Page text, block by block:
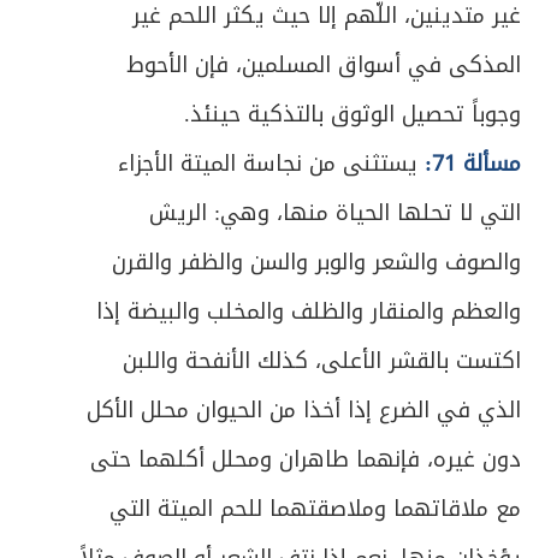
غير متدينين، اللّهم إلا حيث يكثر اللحم غير
المذكى في أسواق المسلمين، فإن الأحوط
وجوباً تحصيل الوثوق بالتذكية حينئذ.
مسألة 71:
يستثنى من نجاسة الميتة الأجزاء
التي لا تحلها الحياة منها، وهي: الريش
والصوف والشعر والوبر والسن والظفر والقرن
والعظم والمنقار والظلف والمخلب والبيضة إذا
اكتست بالقشر الأعلى، كذلك الأنفحة واللبن
الذي في الضرع إذا أخذا من الحيوان محلل الأكل
دون غيره، فإنهما طاهران ومحلل أكلهما حتى
مع ملاقاتهما وملاصقتهما للحم الميتة التي
ص
430 الباب الثالث - في الصوم والاعتكاف
ص الفصل الأول - في الصوم
433 المبحث الأول ـ في ثبوت الهلال
ص
443 المبحث الثاني ـ في شروط الصوم
ص
448 المبحث الثالث ـ في الصوم ونيته
454 المبحث الرابع ـ في المفطرات
ص
461 المبحث الخامس ـ في الكفارة
467 المبحث السادس ـ في الفدية
ص